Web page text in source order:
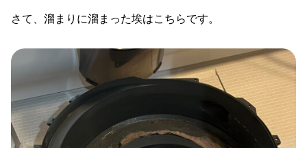
さて、溜まりに溜まった埃はこちらです。